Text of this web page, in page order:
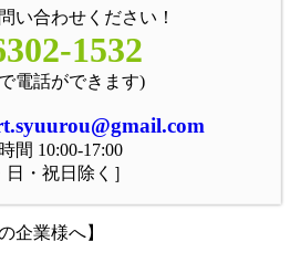
い合わせください！
1532
電話ができます)
間 10:00-17:00
日・祝日除く］
企業様へ】